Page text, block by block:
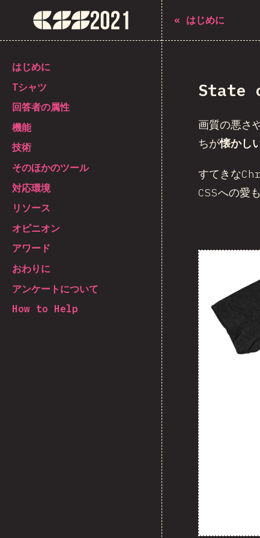
The State of CSS 2021
[ja-JP] general.back_to_intro
はじめに
Tシャツ
回答者の属性
機能
技術
そのほかのツール
対応環境
リソース
オピニオン
アワード
おわりに
アンケートについて
How to Help
« はじめに
State
画質の悪さ
ちが懐かし
すてきな
CSSへの愛